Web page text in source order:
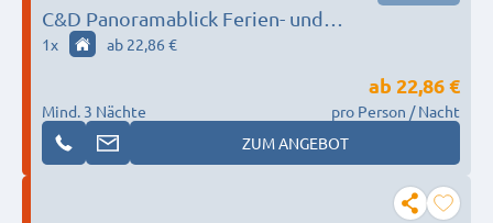
C&D Panoramablick Ferien- und
Monteurwohnungen
1x ab 22,86 €
Mind. 3 Nächte
ab 22,86 €
pro Person / Nacht
ZUM ANGEBOT